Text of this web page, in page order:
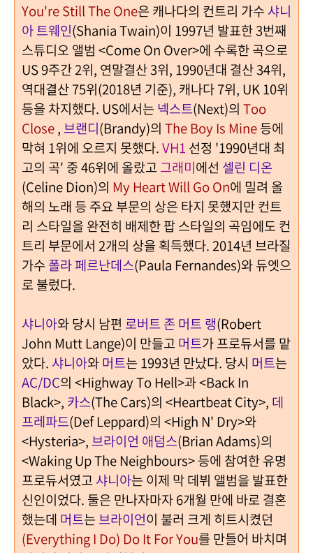
You're Still The One은 캐나다의 컨트리 가수 샤니
아 트웨인(Shania Twain)이 1997년 발표한 3번째
스튜디오 앨범 <Come On Over>에 수록한 곡으로
US 9주간 2위, 연말결산 3위, 1990년대 결산 34위,
역대결산 75위(2018년 기준), 캐나다 7위, UK 10위
등을 차지했다. US에서는 넥스트(Next)의 Too
Close, 브랜디(Brandy)의 The Boy Is Mine등에
막혀 1위에 오르지 못했다.VH1 선정 '1990년대 최
고의 곡' 중 46위에 올랐고 그래미에선 셀린 디온
(Celine Dion)의 My Heart Will Go On에 밀려 올
해의 노래 등 주요 부문의 상은 타지 못했지만 컨트
리 스타일을 완전히 배제한 팝 스타일의 곡임에도 컨
트리 부문에서 2개의 상을 획득했다. 2014년 브라질
가수 폴라 페르난데스(Paula Fernandes)와 듀엣으
로 불렀다.
샤니아와 당시 남편 로버트 존 머트 랭(Robert
John Mutt Lange)이 만들고 머트가 프로듀서를 맡
았다. 샤니아와머트는 1993년 만났다. 당시 머트는
AC/DC의 <Highway To Hell>과 <Back In
Black>, 카스(The Cars)의 <Heartbeat City>, 데
프레파드(Def Leppard)의 <High N' Dry>와
<Hysteria>, 브라이언 애덤스(Brian Adams)의
<Waking Up The Neighbours> 등에 참여한 유명
프로듀서였고 샤니아는 이제 막 데뷔 앨범을 발표한
신인이었다. 둘은 만나자마자 6개월 만에 바로 결혼
했는데 머트는 브라이언이 불러 크게 히트시켰던
(Everything I Do) Do It For You를 만들어 바치며